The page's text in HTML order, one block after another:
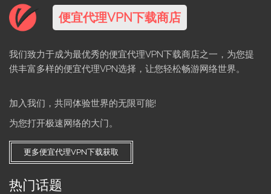
便宜代理VPN下载商店
我们致力于成为最优秀的便宜代理VPN下载商店之一，为您提
供丰富多样的便宜代理VPN选择，让您轻松畅游网络世界。
加入我们，共同体验世界的无限可能!
为您打开极速网络的大门。
更多便宜代理VPN下载获取
热门话题